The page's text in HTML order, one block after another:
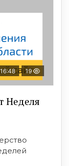
19
Неделя